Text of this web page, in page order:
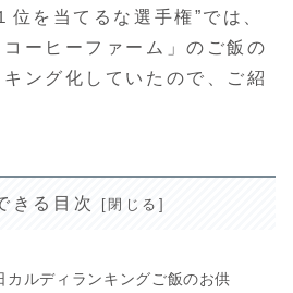
位を当てるな選手権”では、
ーヒーファーム」のご飯の
ング化していたので、ご紹
きる目次
カルディランキングご飯のお供